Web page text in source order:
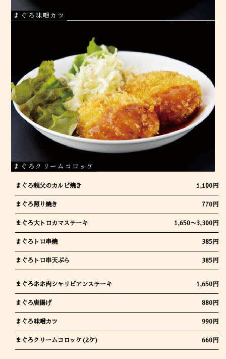
まぐろ味噌カツ
まぐろクリームコロッケ
まぐろ親父のカルビ焼き 1,100円
まぐろ照り焼き 770円
まぐろ大トロカマステーキ 1,650〜3,300円
まぐろトロ串焼 385円
まぐろトロ串天ぷら 385円
まぐろホホ肉シャリピアンステーキ 1,650円
まぐろ唐揚げ 880円
まぐろ味噌カツ 990円
まぐろクリームコロッケ(2ケ) 660円